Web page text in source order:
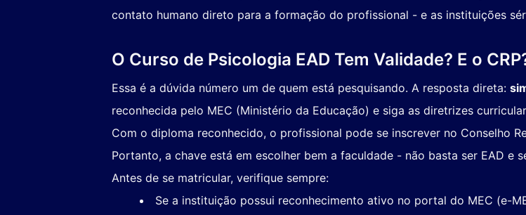
contato humano direto para a formação do profissional - e as instituições
O Curso de Psicologia EAD Tem Validade? E o
Essa é a dúvida número um de quem está pesquisando. A resposta direta:
reconhecida pelo MEC (Ministério da Educação) e siga as diretrizes
Com o diploma reconhecido, o profissional pode se inscrever no Conselho
Portanto, a chave está em escolher bem a faculdade - não basta ser EAD e
Antes de se matricular, verifique sempre:
Se a instituição possui reconhecimento ativo no portal do MEC (e-